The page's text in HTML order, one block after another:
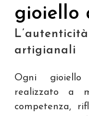
gioiello
artigianali
Ogni
realizzato a
competenza,